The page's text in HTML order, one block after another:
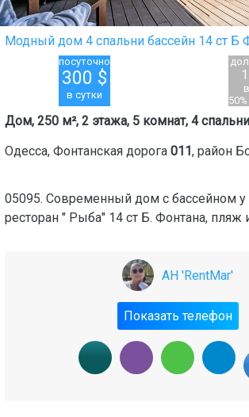
Модный дом 4 спальни бассейн 14 ст Б
посуточно
300 $
в сутки
Дом, 250 м², 2 этажа, 5 комнат, 4
Одесса, Фонтанская дорога 011, район
05095. Современный дом с бассейном
ресторан " Рыба" 14 ст Б. Фонтана, пляж
АН 'RentMar'
Показать телефон